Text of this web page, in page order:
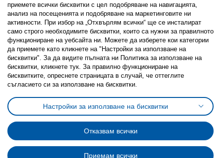
Последвайте ни:
FacebookTwitterYoutubePinterestInstagram
Политика за използване на бисквитки (Cookies)
Избор на настройки за използване на бисквитки
Условия за ползване на ikea.bgОбща политика за личните данни
Политика за защита на личните данни на ikea.bg
Общи условия на програма IKEA Family
Политика за защита на лични данни на програма IKEA Family
приемете всички бисквитки с цел подобряване на навигацията,
анализ на посещенията и подобряване на маркетинговите ни
активности. При избор на „Отхвърлям всички“ ще се инсталират
само строго необходимитe бисквитки, които са нужни за правилното
функциониране на уебсайта ни. Можете да изберете кои категории
да приемете като кликнете на "Настройки за използване на
бисквитки". За да видите пълната ни Политика за използване на
бисквитки, кликнете тук. За правилно функциониране на
бисквитките, опреснете страницата в случай, че оттеглите
съгласието си за използване на бисквитки.
Настройки за използване на бисквитки
Отказвам всички
Приемам всички